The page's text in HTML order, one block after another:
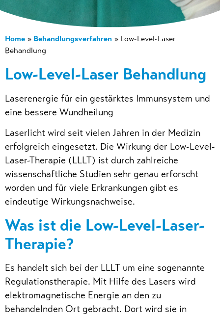
Home » Behandlungsverfahren » Low-Level-Laser
Behandlung
Low-Level-Laser Behandlung
Laserenergie für ein gestärktes Immunsystem und
eine bessere Wundheilung
Laserlicht wird seit vielen Jahren in der Medizin
erfolgreich eingesetzt. Die Wirkung der Low-Level-
Laser-Therapie (LLLT) ist durch zahlreiche
wissenschaftliche Studien sehr genau erforscht
worden und für viele Erkrankungen gibt es
eindeutige Wirkungsnachweise.
Was ist die Low-Level-Laser-
Therapie?
Es handelt sich bei der LLLT um eine sogenannte
Regulationstherapie. Mit Hilfe des Lasers wird
elektromagnetische Energie an den zu
behandelnden Ort gebracht. Dort wird sie in